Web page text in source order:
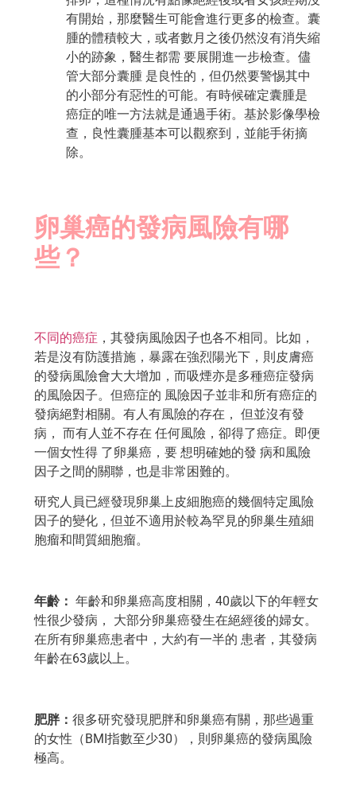
有開始，那麼醫生可能會進行更多的檢查。囊
腫的體積較大，或者數月之後仍然沒有消失縮
小的跡象，醫生都需 要展開進一步檢查。儘
管大部分囊腫 是良性的，但仍然要警惕其中
的小部分有惡性的可能。有時候確定囊腫是
癌症的唯一方法就是通過手術。基於影像學檢
查，良性囊腫基本可以觀察到，並能手術摘
除。
卵巢癌的發病風險有哪
些？
不同的癌症 ，其發病風險因子也各不相同。比如，
若是沒有防護措施，暴露在強烈陽光下，則皮膚癌
的發病風險會大大增加，而吸煙亦是多種癌症發病
的風險因子。但癌症的 風險因子並非和所有癌症的
發病絕對相關。有人有風險的存在， 但並沒有發
病， 而有人並不存在 任何風險，卻得了癌症。即便
一個女性得 了卵巢癌，要 想明確她的發 病和風險
因子之間的關聯，也是非常困難的。
研究人員已經發現卵巢上皮細胞癌的幾個特定風險
因子的變化，但並不適用於較為罕見的卵巢生殖細
胞瘤和間質細胞瘤。
年齡： 年齡和卵巢癌高度相關，40歲以下的年輕女
性很少發病， 大部分卵巢癌發生在絕經後的婦女。
在所有卵巢癌患者中，大約有一半的 患者，其發病
年齡在63歲以上。
肥胖： 很多研究發現肥胖和卵巢癌有關，那些過重
的女性（BMI指數至少30），則卵巢癌的發病風險
極高。